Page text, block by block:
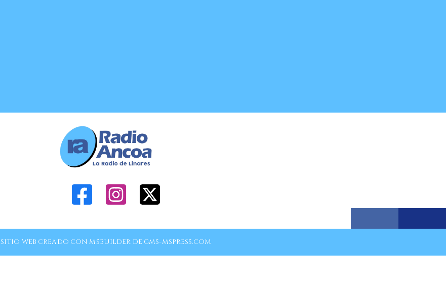
SITIO WEB CREADO CON MSBUILDER DE CMS-MSPRESS.COM